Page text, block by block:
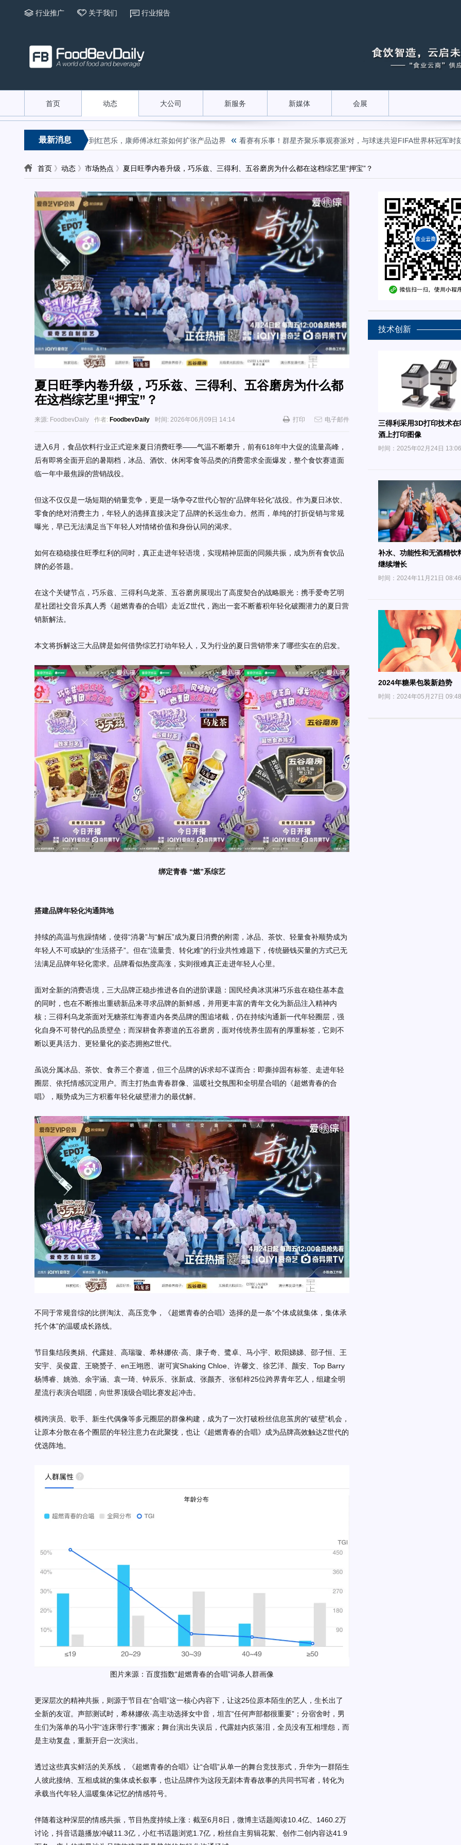
行业推广 关于我们 行业报告
首页 动态 大公司 新服务 新媒体 会展
最新消息
从Energy到红芭乐，康师傅冰红茶如何扩张产品边界 « 看赛有乐事！群星齐聚乐事观赛派对，与球迷共迎FIFA世界杯冠军时刻 «
首页 》 动态 》 市场热点 》 夏日旺季内卷升级，巧乐兹、三得利、五谷磨房为什么都在这档综艺里“押宝”？
夏日旺季内卷升级，巧乐兹、三得利、五谷磨房为什么都
在这档综艺里“押宝”？
来源: FoodbevDaily 作者: FoodbevDaily 时间: 2026年06月09日 14:14 打印 电子邮件
进入6月，食品饮料行业正式迎来夏日消费旺季——气温不断攀升， 前有618年中大促的流量高峰，
后有即将全面开启的暑期档 ， 冰品、酒饮、休闲零食等品类的消费需求全面爆发，整个食饮赛道面
临一年中最焦躁的营销战役。
但这不仅仅是一场短期的销量竞争，更是一场争夺Z世代心智的“品牌年轻化”战役。 作为夏日冰饮、
零食的绝对消费主力，年轻人的选择直接决定了品牌的长远生命力 。 然而，单纯的打折促销与常规
曝光，早已无法满足当下年轻人对情绪价值和身份认同的渴求。
如何在稳稳接住旺季红利 的同时，真正走进年轻语境 ，实现精神层面的同频共振，成为所有食饮品
牌的必答题。
在这个关键节点， 巧乐兹、三得利乌龙茶、五谷磨房展现出了高度契合的战略眼光：携手爱奇艺明
星社团社交音乐真人秀《超燃青春的合唱》走近Z世代， 跑出一套不断蓄积年轻化破圈潜力的夏日营
销新解法。
本文将拆解这三大品牌是如何借势综艺打动年轻人，又为行业的夏日营销带来了哪些实在的启发。
绑定青春 “燃”系综艺
搭建品牌年轻化沟通阵地
持续的高温与焦躁情绪，使得“消暑”与“解压”成为夏日消费的刚需， 冰品、茶饮、轻量食补顺势成为
年轻人不可或缺的“生活搭子”。但在“流量贵、转化难”的行业共性难题下，传统砸钱买量的方式已无
法满足品牌年轻化需求。品牌看似热度高涨，实则很难真正走进年轻人心里。
面对全新的消费语境，三大品牌正稳步推进各自的进阶课题：国民经典冰淇淋巧乐兹在稳住基本盘
的同时，也在不断推出重磅新品来寻求品牌的新鲜感，并用更丰富的青年文化为新品注入精神内
核； 三得利乌龙茶面对无糖茶红海赛道内各类品牌的围追堵截 ，仍在持续沟通新一代年轻圈层，强
化自身不可替代的品质壁垒 ； 而深耕食养赛道的五谷磨房 ，面对传统养生固有的厚重标签，它则不
断以更具活力、更轻量化的姿态拥抱Z世代。
虽说分属冰品、茶饮、食养三个赛道，但三个品牌的诉求却不谋而合： 即撕掉固有标签、走进年轻
圈层、依托情感沉淀用户。 而主打热血青春群像、温暖社交氛围和全明星合唱的《超燃青春的合
唱》，顺势成为三方积蓄年轻化破壁潜力的最优解。
不同于常规音综的比拼淘汰、高压竞争， 《超燃青春的合唱》 选择的是一条“个体成就集体，集体承
托个体”的温暖成长路线。
节目集结段奥娟、代露娃、高瑞璇、希林娜依·高、康子奇、鹭卓、马小宇、欧阳娣娣、邵子恒、王
安宇、吴俊霆、王晓赟子、en王翊恩、谢可寅Shaking Chloe、许馨文、徐艺洋、颜安、Top Barry
杨博睿、姚弛、余宇涵、袁一琦、钟辰乐、张新成、张颜齐、张郁梓25位跨界青年艺人，组建全明
星流行表演合唱团，向世界顶级合唱比赛发起冲击。
横跨演员、歌手、新生代偶像等多元圈层的群像构建，成为了一次打破粉丝信息茧房的“破壁”机会 ，
让原本分散在各个圈层的年轻注意力在此聚拢，也让《超燃青春的合唱》成为品牌高效触达Z世代的
优选阵地。
图片来源：百度指数“超燃青春的合唱”词条人群画像
更深层次的精神共振，则源于节目在“合唱”这一核心内容下，让这25位原本陌生的艺人，生长出了
全新的友谊。 声部测试时，希林娜依·高主动选择女中音，坦言“任何声部都很重要”；分宿舍时，男
生们为落单的马小宇“连床带行李”搬家；舞台演出失误后，代露娃内疚落泪，全员没有互相埋怨，而
是主动复盘，重新开启一次演出。
透过这些真实鲜活的关系线， 《超燃青春的合唱》 让“合唱”从单一的舞台竞技形式，升华为一群陌生
人彼此接纳、互相成就的集体成长叙事， 也让品牌作为这段无剧本青春故事的共同书写者，转化为
承载当代年轻人温暖集体记忆的情感符号。
伴随着这种深层的情感共振，节目热度持续上涨： 截至6月8日，微博主话题阅读10.4亿、1460.2万
讨论，抖音话题播放冲破11.3亿，小红书话题浏览1.7亿，粉丝自主剪辑花絮、创作二创内容达41.9
技术创新
三得利采用3D打印技术在
酒上打印图像
时间：2025年02月24日 13:06
补水、功能性和无酒精饮
继续增长
时间：2024年11月21日 08:46
2024年糖果包装新趋势
时间：2024年05月27日 09:48